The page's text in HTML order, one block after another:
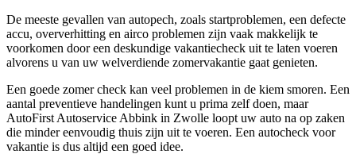
De meeste gevallen van autopech, zoals startproblemen, een defecte
accu, oververhitting en airco problemen zijn vaak makkelijk te
voorkomen door een deskundige vakantiecheck uit te laten voeren
alvorens u van uw welverdiende zomervakantie gaat genieten.
Een goede zomer check kan veel problemen in de kiem smoren. Een
aantal preventieve handelingen kunt u prima zelf doen, maar
AutoFirst Autoservice Abbink in Zwolle loopt uw auto na op zaken
die minder eenvoudig thuis zijn uit te voeren. Een autocheck voor
vakantie is dus altijd een goed idee.